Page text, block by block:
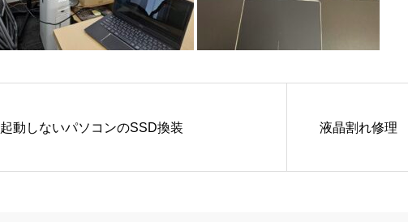
起動しないパソコンのSSD換装 液晶割れ修理